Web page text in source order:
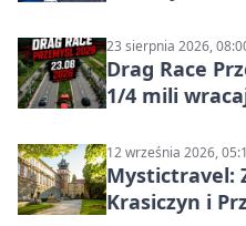
23 sierpnia 2026,
Drag Race
1/4 mili
12 września 2026,
Mystictravel:
Krasiczyn i